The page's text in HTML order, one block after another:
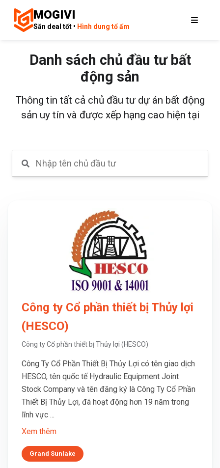
MOGIVI
Săn deal tốt • Hình dung tổ ấm
Danh sách chủ đầu tư bất
động sản
Thông tin tất cả chủ đầu tư dự án bất động
sản uy tín và được xếp hạng cao hiện tại
Công ty Cổ phần thiết bị Thủy lợi
(HESCO)
Công ty Cổ phần thiết bị Thủy lợi (HESCO)
Công Ty Cổ Phần Thiết Bị Thủy Lợi có tên giao dịch
HESCO, tên quốc tế Hydraulic Equipment Joint
Stock Company và tên đăng ký là Công Ty Cổ Phần
Thiết Bị Thủy Lợi, đã hoạt động hơn 19 năm trong
lĩnh vực ...
Xem thêm
Grand Sunlake